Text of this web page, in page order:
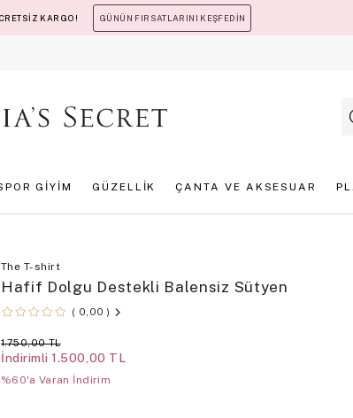
KARGO! GÜNÜN FIRSATLARINI KEŞFEDİN
GİYİM GÜZELLİK ÇANTA VE AKSESUAR
The T-shirt
Hafif Dolgu Destekli Balensiz Sütyen
0,00
1.750,00 TL
İndirimli 1.500,00 TL
%60'a Varan İndirim